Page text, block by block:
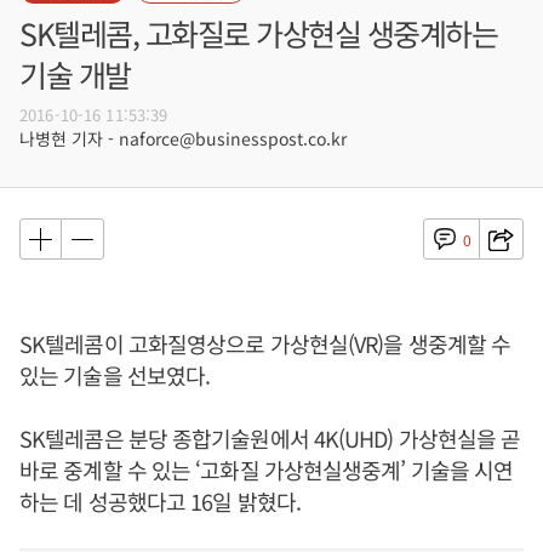
SK텔레콤, 고화질로 가상현실 생중계하는
기술 개발
2016-10-16 11:53:39
나병현 기자 - naforce@businesspost.co.kr
0
SK텔레콤이 고화질영상으로 가상현실(VR)을 생중계할 수
있는 기술을 선보였다.
SK텔레콤은 분당 종합기술원에서 4K(UHD) 가상현실을 곧
바로 중계할 수 있는 ‘고화질 가상현실생중계’ 기술을 시연
하는 데 성공했다고 16일 밝혔다.